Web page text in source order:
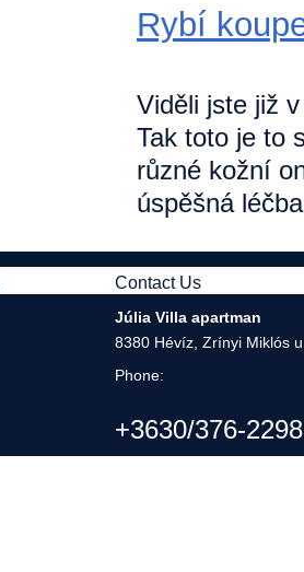
Rybí
Viděli jste již
Tak toto je to
různé kožní
úspěšná
Contact Us
Júlia Villa apartman
8380 Hévíz, Zrínyi Miklós
Phone:
+3630/376-2298